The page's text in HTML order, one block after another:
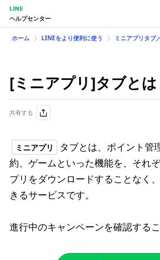
LINE
ヘルプセンター
ホーム LINEをより便利に使う ミニアプリタブ
[ミニアプリ]タブとは
共有する
ミニアプリ
タブとは、ポイント管
約、ゲームといった機能を、それ
プリをダウンロードすることなく
きるサービスです。
進行中のキャンペーンを確認するこ